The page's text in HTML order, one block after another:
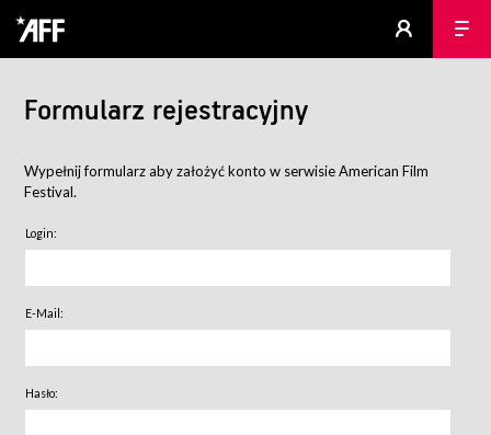
Formularz rejestracyjny
Wypełnij formularz aby założyć konto w serwisie American Film
Festival.
Login:
E-Mail:
Hasło: